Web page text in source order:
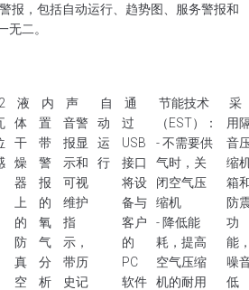
报，包括自动运行、趋势图、服务警报和
无二。
液
体
干
燥
器
上
的
防
真
空
内
置
带
警
报
的
氧
气
分
析
声
音警
报显
示和
可视
维护
指
示，
带历
史记
自
动
运
行
通
过
USB
接口
将设
备与
客户
的
PC
软件
节能技术
（EST）：
- 不需要供
气时，关
闭空气压
缩机
- 降低能
耗，提高
空气压缩
机的耐用
采
用
音
缩
箱
防
功
能
噪
低